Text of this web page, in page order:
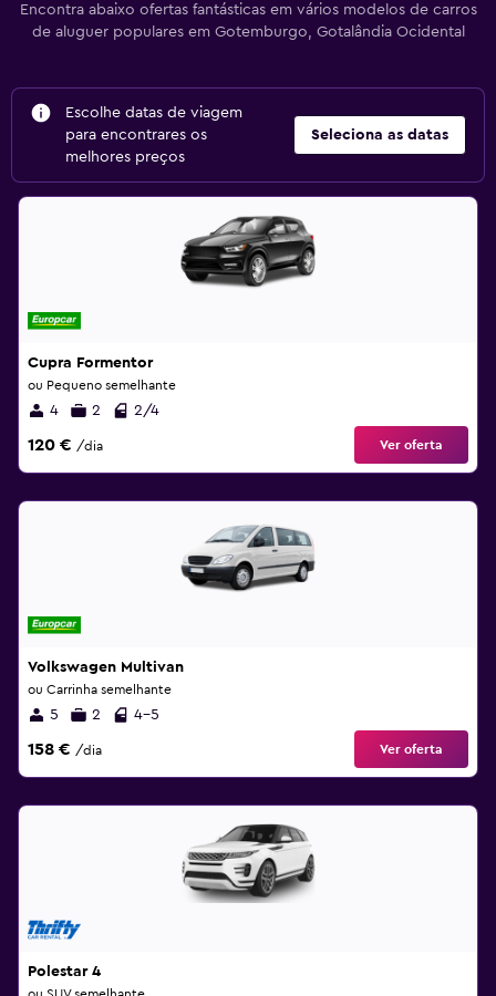
Encontra abaixo ofertas fantásticas em vários modelos de carros
de aluguer populares em Gotemburgo, Gotalândia Ocidental
Escolhe datas de viagem
para encontrares os
melhores preços
Seleciona as datas
Cupra Formentor
ou Pequeno semelhante
4 2 2/4
120 € /dia Ver oferta
Volkswagen Multivan
ou Carrinha semelhante
5 2 4-5
158 € /dia Ver oferta
Polestar 4